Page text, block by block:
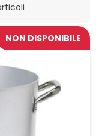
NON DISPONIBILE